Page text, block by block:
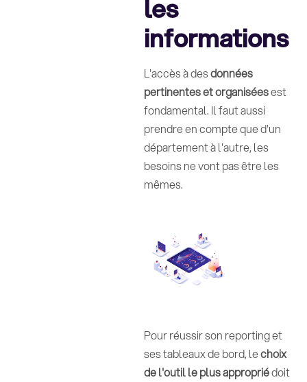
les
informations
L'accès à desdonnées
pertinentes et organiséesest
fondamental. Il faut aussi
prendre en compte que d'un
département à l'autre, les
besoins ne vont pas être les
mêmes.
Pour réussir son reporting et
ses tableaux de bord, lechoix
de l'outil le plus appropriédoit